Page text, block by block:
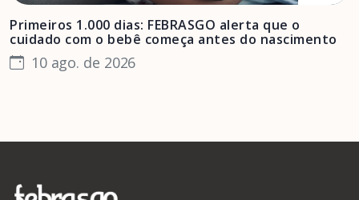
Primeiros 1.000 dias: FEBRASGO alerta que o
cuidado com o bebê começa antes do nascimento
10 ago. de 2026